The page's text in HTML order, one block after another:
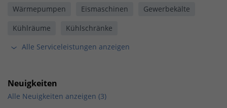
Wärmepumpen
Eismaschinen
Gewerbekälte
Kühlräume
Kühlschränke
Alle Serviceleistungen anzeigen
Neuigkeiten
Alle Neuigkeiten anzeigen (3)